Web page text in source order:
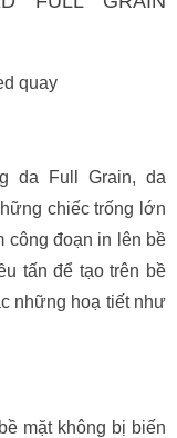
quay
da Full Grain, da
chiếc trống lớn
công đoạn in lên bề
tấn để tạo trên bề
những hoạ tiết như
mặt không bị biến